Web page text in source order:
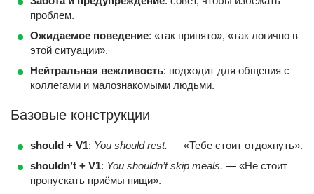
проблем.
Ожидаемое поведение: «так принято», «так логично в
этой ситуации».
Нейтральная вежливость: подходит для общения с
коллегами и малознакомыми людьми.
Базовые конструкции
should + V1: You should rest. — «Тебе стоит отдохнуть».
shouldn’t + V1: You shouldn’t skip meals. — «Не стоит
пропускать приёмы пищи».